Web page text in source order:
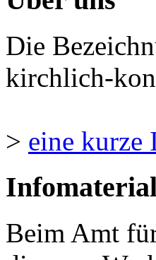
Die
kirchlich-
> eine kurze
Beim Amt